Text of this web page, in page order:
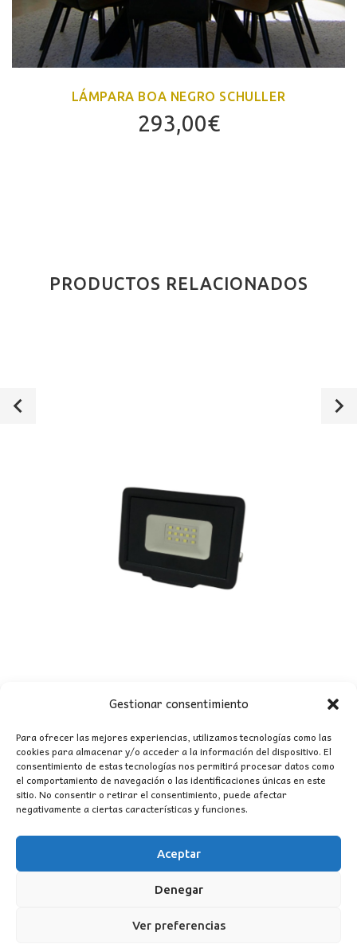
Gestionar consentimiento
Para ofrecer las mejores experiencias, utilizamos tecnologías como las
cookies para almacenar y/o acceder a la información del dispositivo. El
consentimiento de estas tecnologías nos permitirá procesar datos como
el comportamiento de navegación o las identificaciones únicas en este
sitio. No consentir o retirar el consentimiento, puede afectar
negativamente a ciertas características y funciones.
Aceptar
Denegar
Ver preferencias
LÁMPARA BOA NEGRO SCHULLER
293,00€
PRODUCTOS RELACIONADOS
PROYECTOR LED 10W IP65 NEGRO
5,30€